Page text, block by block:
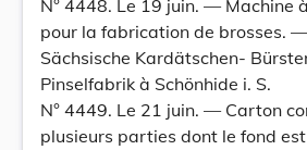
N° 4448. Le 19 juin. — Machine
pour la fabrication de brosses. —
Sächsische Kardätschen-
Pinselfabrik à Schönhide i. S.
N° 4449. Le 21 juin. — Carton
plusieurs parties dont le fond